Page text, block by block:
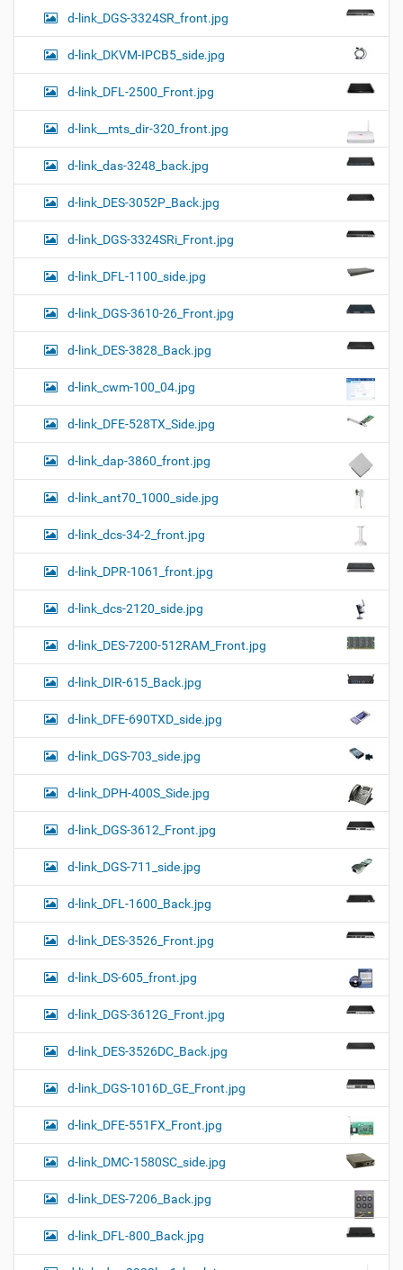
d-link_DGS-3324SR_front.jpg
d-link_DKVM-IPCB5_side.jpg
d-link_DFL-2500_Front.jpg
d-link__mts_dir-320_front.jpg
d-link_das-3248_back.jpg
d-link_DES-3052P_Back.jpg
d-link_DGS-3324SRi_Front.jpg
d-link_DFL-1100_side.jpg
d-link_DGS-3610-26_Front.jpg
d-link_DES-3828_Back.jpg
d-link_cwm-100_04.jpg
d-link_DFE-528TX_Side.jpg
d-link_dap-3860_front.jpg
d-link_ant70_1000_side.jpg
d-link_dcs-34-2_front.jpg
d-link_DPR-1061_front.jpg
d-link_dcs-2120_side.jpg
d-link_DES-7200-512RAM_Front.jpg
d-link_DIR-615_Back.jpg
d-link_DFE-690TXD_side.jpg
d-link_DGS-703_side.jpg
d-link_DPH-400S_Side.jpg
d-link_DGS-3612_Front.jpg
d-link_DGS-711_side.jpg
d-link_DFL-1600_Back.jpg
d-link_DES-3526_Front.jpg
d-link_DS-605_front.jpg
d-link_DGS-3612G_Front.jpg
d-link_DES-3526DC_Back.jpg
d-link_DGS-1016D_GE_Front.jpg
d-link_DFE-551FX_Front.jpg
d-link_DMC-1580SC_side.jpg
d-link_DES-7206_Back.jpg
d-link_DFL-800_Back.jpg